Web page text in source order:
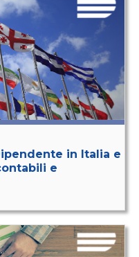
in Italia e
e